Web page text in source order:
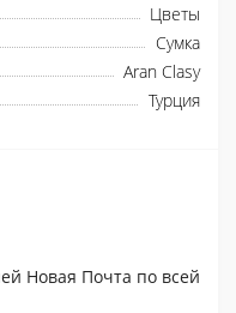
Цветы
Сумка
Aran Clasy
Турция
Новая Почта по всей